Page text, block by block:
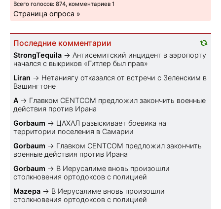
Всего голосов: 874, комментариев 1
Страница опроса »
Последние комментарии
StrongTequila → Антисемитский инцидент в аэропорту
начался с выкриков «Гитлер был прав»
Liran → Нетаниягу отказался от встречи с Зеленским в
Вашингтоне
A → Главком CENTCOM предложил закончить военные
действия против Ирана
Gorbaum → ЦАХАЛ разыскивает боевика на
территории поселения в Самарии
Gorbaum → Главком CENTCOM предложил закончить
военные действия против Ирана
Gorbaum → В Иерусалиме вновь произошли
столкновения ортодоксов с полицией
Mazepa → В Иерусалиме вновь произошли
столкновения ортодоксов с полицией